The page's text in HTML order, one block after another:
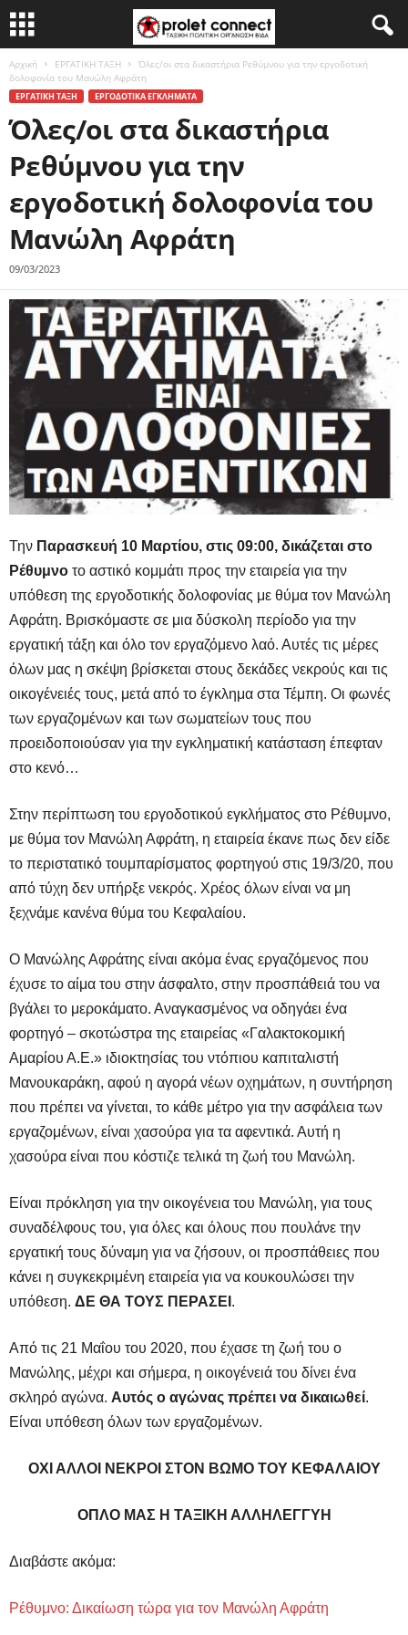
Αρχική ΕΡΓΑΤΙΚΗ ΤΑΞΗ
Όλες/οι στα δικαστήρια Ρεθύμνου για την εργοδοτική
δολοφονία του Μανώλη Αφράτη
ΕΡΓΑΤΙΚΗ ΤΑΞΗ ΕΡΓΟΔΟΤΙΚΑ ΕΓΚΛΗΜΑΤΑ
Όλες/οι στα δικαστήρια
Ρεθύμνου για την
εργοδοτική δολοφονία του
Μανώλη Αφράτη
09/03/2023
Την Παρασκευή 10 Μαρτίου, στις 09:00, δικάζεται στο
Ρέθυμνο το αστικό κομμάτι προς την εταιρεία για την
υπόθεση της εργοδοτικής δολοφονίας με θύμα τον Μανώλη
Αφράτη. Βρισκόμαστε σε μια δύσκολη περίοδο για την
εργατική τάξη και όλο τον εργαζόμενο λαό. Αυτές τις μέρες
όλων μας η σκέψη βρίσκεται στους δεκάδες νεκρούς και τις
οικογένειές τους, μετά από το έγκλημα στα Τέμπη. Οι φωνές
των εργαζομένων και των σωματείων τους που
προειδοποιούσαν για την εγκληματική κατάσταση έπεφταν
στο κενό…
Στην περίπτωση του εργοδοτικού εγκλήματος στο Ρέθυμνο,
με θύμα τον Μανώλη Αφράτη, η εταιρεία έκανε πως δεν είδε
το περιστατικό τουμπαρίσματος φορτηγού στις 19/3/20, που
από τύχη δεν υπήρξε νεκρός. Χρέος όλων είναι να μη
ξεχνάμε κανένα θύμα του Κεφαλαίου.
Ο Μανώλης Αφράτης είναι ακόμα ένας εργαζόμενος που
έχυσε το αίμα του στην άσφαλτο, στην προσπάθειά του να
βγάλει το μεροκάματο. Αναγκασμένος να οδηγάει ένα
φορτηγό – σκοτώστρα της εταιρείας «Γαλακτοκομική
Αμαρίου Α.Ε.» ιδιοκτησίας του ντόπιου καπιταλιστή
Μανουκαράκη, αφού η αγορά νέων οχημάτων, η συντήρηση
που πρέπει να γίνεται, το κάθε μέτρο για την ασφάλεια των
εργαζομένων, είναι χασούρα για τα αφεντικά. Αυτή η
χασούρα είναι που κόστιζε τελικά τη ζωή του Μανώλη.
Είναι πρόκληση για την οικογένεια του Μανώλη, για τους
συναδέλφους του, για όλες και όλους που πουλάνε την
εργατική τους δύναμη για να ζήσουν, οι προσπάθειες που
κάνει η συγκεκριμένη εταιρεία για να κουκουλώσει την
υπόθεση. ΔΕ ΘΑ ΤΟΥΣ ΠΕΡΑΣΕΙ .
Από τις 21 Μαΐου του 2020, που έχασε τη ζωή του ο
Μανώλης, μέχρι και σήμερα, η οικογένειά του δίνει ένα
σκληρό αγώνα. Αυτός ο αγώνας πρέπει να δικαιωθεί.
Είναι υπόθεση όλων των εργαζομένων.
ΟΧΙ ΑΛΛΟΙ ΝΕΚΡΟΙ ΣΤΟΝ ΒΩΜΟ ΤΟΥ ΚΕΦΑΛΑΙΟΥ
ΟΠΛΟ ΜΑΣ Η ΤΑΞΙΚΗ ΑΛΛΗΛΕΓΓΥΗ
Διαβάστε ακόμα:
Ρέθυμνο: Δικαίωση τώρα για τον Μανώλη Αφράτη